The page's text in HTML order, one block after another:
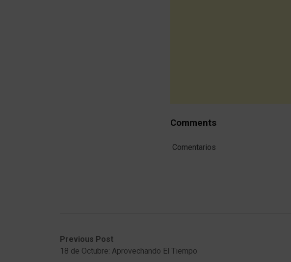
Comments
Comentarios
Previous Post
18 de Octubre: Aprovechando El Tiempo